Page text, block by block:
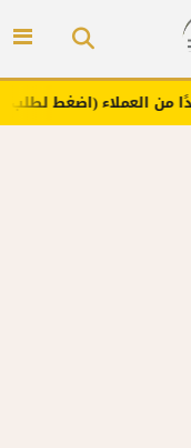
لطلب الإعلان)